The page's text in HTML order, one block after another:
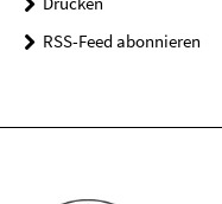
RSS-Feed abonnieren